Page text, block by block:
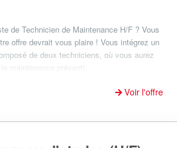
de Technicien de Maintenance H/F ? Vous
offre devrait vous plaire ! Vous intégrez un
de deux techniciens, où vous aurez
maintenance préventi...
Voir l'offre